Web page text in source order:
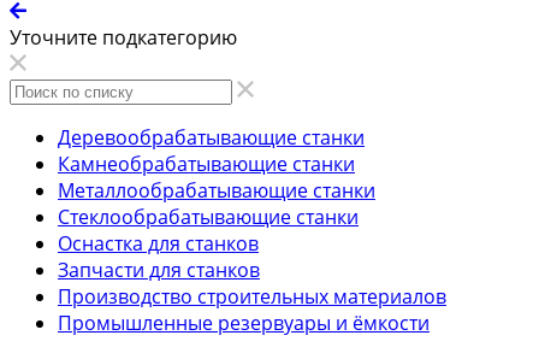
Уточните подкатегорию
Деревообрабатывающие станки
Камнеобрабатывающие станки
Металлообрабатывающие станки
Стеклообрабатывающие станки
Оснастка для станков
Запчасти для станков
Производство строительных материалов
Промышленные резервуары и ёмкости